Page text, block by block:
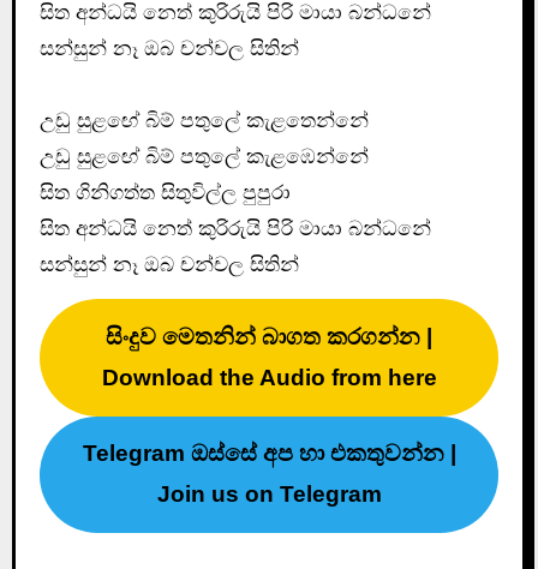
සිත අන්ධයි නෙත් කුරිරුයි පිරි මායා බන්ධනේ
සන්සුන් නෑ ඔබ චන්චල සිතින්
උඩු සුළඟේ බිම් පතුලේ කැළතෙන්නේ
උඩු සුළඟේ බිම් පතුලේ කැළඹෙන්නේ
සිත ගිනිගත්ත සිතුවිල්ල පුපුරා
සිත අන්ධයි නෙත් කුරිරුයි පිරි මායා බන්ධනේ
සන්සුන් නෑ ඔබ චන්චල සිතින්
සිංදුව මෙතනින් බාගත කරගන්න |
Download the Audio from here
Telegram ඔස්සේ අප හා එකතුවන්න |
Join us on Telegram